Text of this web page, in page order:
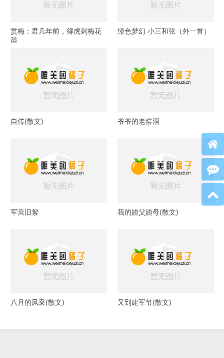
赏梅：君几年前，得虎刺梅花
苗
绿色梦幻 小三和弦（外一首）
自传(散文) 爷爷的老窑洞
军营旧絮 我的姨父姨母(散文)
八月的风采(散文) 又到建军节(散文)